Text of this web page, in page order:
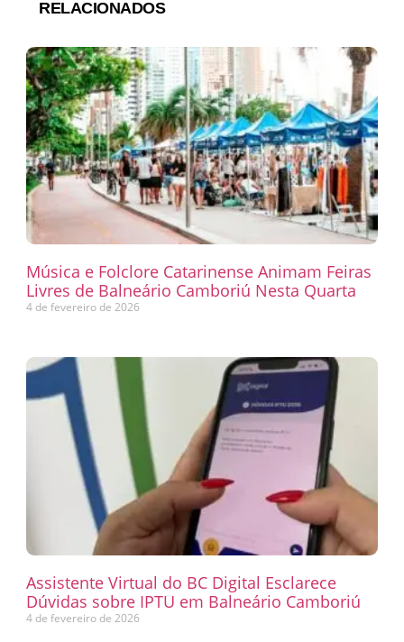
RELACIONADOS
Música e Folclore Catarinense Animam Feiras
Livres de Balneário Camboriú Nesta Quarta
4 de fevereiro de 2026
Assistente Virtual do BC Digital Esclarece
Dúvidas sobre IPTU em Balneário Camboriú
4 de fevereiro de 2026